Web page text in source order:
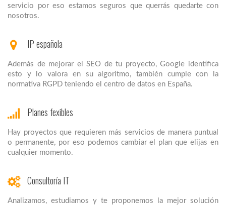
servicio por eso estamos seguros que querrás quedarte con
nosotros.
IP española
Además de mejorar el SEO de tu proyecto, Google identifica
esto y lo valora en su algoritmo, también cumple con la
normativa RGPD teniendo el centro de datos en España.
Planes fexibles
Hay proyectos que requieren más servicios de manera puntual
o permanente, por eso podemos cambiar el plan que elijas en
cualquier momento.
Consultoría IT
Analizamos, estudiamos y te proponemos la mejor solución